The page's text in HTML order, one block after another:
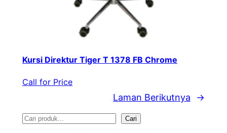
Kursi Direktur Tiger T 1378 FB Chrome
Call for Price
Laman Berikutnya →
S
Cari